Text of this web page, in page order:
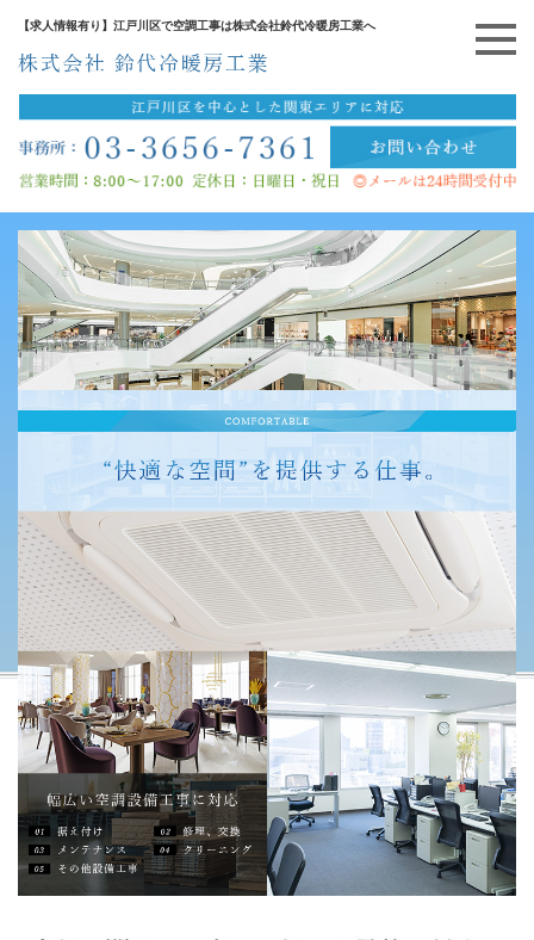
【求人情報有り】江戸川区で空調工事は株式会社鈴代冷暖房工業へ